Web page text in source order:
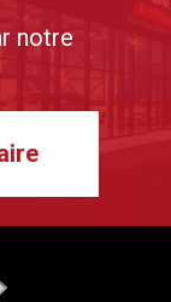
notre